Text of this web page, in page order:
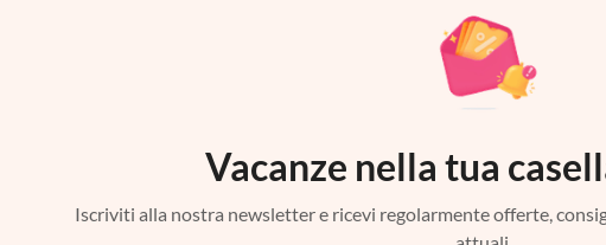
Vacanze nella tua
Iscriviti alla nostra newsletter e ricevi regolarmente offerte,